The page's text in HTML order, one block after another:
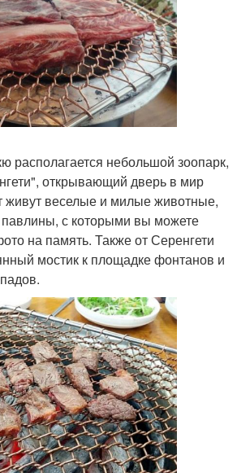
располагается небольшой зоопарк,
открывающий дверь в мир
живут веселые и милые животные,
павлины, с которыми вы можете
на память. Также от Серенгети
мостик к площадке фонтанов и